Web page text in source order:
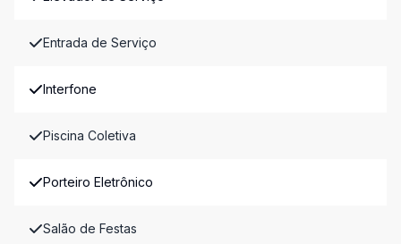
Entrada de Serviço
Interfone
Piscina Coletiva
Porteiro Eletrônico
Salão de Festas